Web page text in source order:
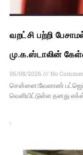
வறட்சி பற்றி
மு.க.ஸ்டாலின்
06/08/2026
No
சென்னை:வேளாண் பட்ஜெட்
வெளியிட்டுள்ள தனது